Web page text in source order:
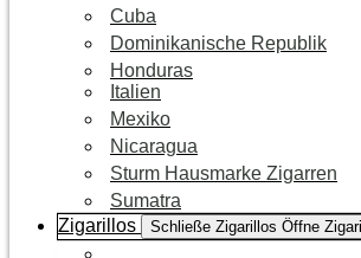
Cuba
Dominikanische Republik
Honduras
Italien
Mexiko
Nicaragua
Sturm Hausmarke Zigarren
Sumatra
Zigarillos
Schließe Zigarillos Öffne